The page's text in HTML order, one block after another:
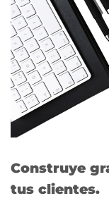
Construye
tus clientes.